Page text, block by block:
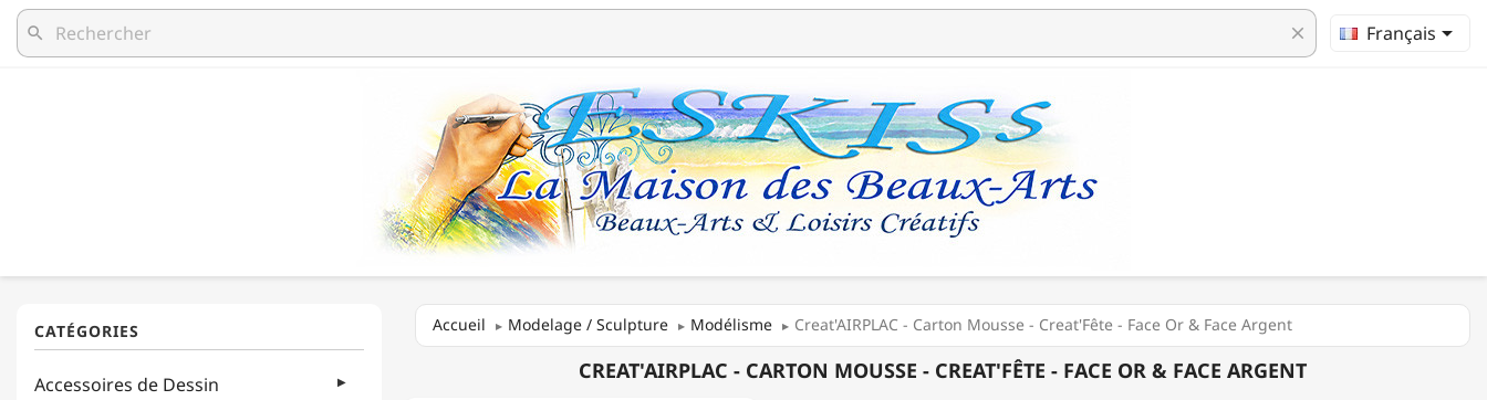
search clear Français
Accessoires de Dessin
Accueil Modelage / Sculpture Modélisme Creat'AIRPLAC - Carton Mousse - Creat'Fête - Face Or & Face Argent
CREAT'AIRPLAC - CARTON MOUSSE - CREAT'FÊTE - FACE OR & FACE ARGENT